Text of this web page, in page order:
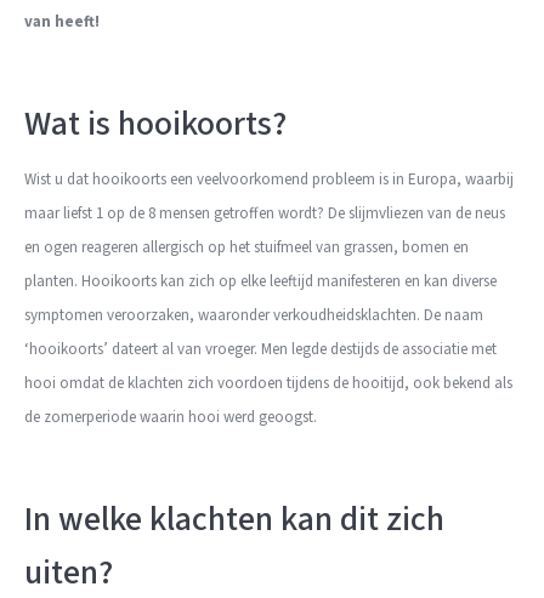
van heeft!
Wat is hooikoorts?
Wist u dat hooikoorts een veelvoorkomend probleem is in Europa, waarbij
maar liefst 1 op de 8 mensen getroffen wordt? De slijmvliezen van de neus
en ogen reageren allergisch op het stuifmeel van grassen, bomen en
planten. Hooikoorts kan zich op elke leeftijd manifesteren en kan diverse
symptomen veroorzaken, waaronder verkoudheidsklachten. De naam
‘hooikoorts’ dateert al van vroeger. Men legde destijds de associatie met
hooi omdat de klachten zich voordoen tijdens de hooitijd, ook bekend als
de zomerperiode waarin hooi werd geoogst.
In welke klachten kan dit zich
uiten?